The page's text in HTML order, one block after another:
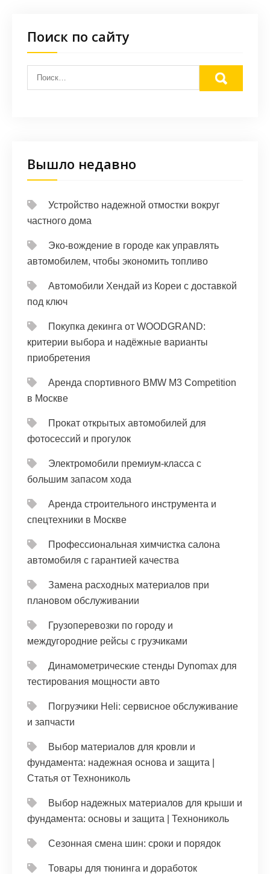
Поиск по сайту
Вышло недавно
Устройство надежной отмостки вокруг
частного дома
Эко-вождение в городе как управлять
автомобилем, чтобы экономить топливо
Автомобили Хендай из Кореи с доставкой
под ключ
Покупка декинга от WOODGRAND:
критерии выбора и надёжные варианты
приобретения
Аренда спортивного BMW M3 Competition
в Москве
Прокат открытых автомобилей для
фотосессий и прогулок
Электромобили премиум-класса с
большим запасом хода
Аренда строительного инструмента и
спецтехники в Москве
Профессиональная химчистка салона
автомобиля с гарантией качества
Замена расходных материалов при
плановом обслуживании
Грузоперевозки по городу и
междугородние рейсы с грузчиками
Динамометрические стенды Dynomax для
тестирования мощности авто
Погрузчики Heli: сервисное обслуживание
и запчасти
Выбор материалов для кровли и
фундамента: надежная основа и защита |
Статья от Технониколь
Выбор надежных материалов для крыши и
фундамента: основы и защита | Технониколь
Сезонная смена шин: сроки и порядок
Товары для тюнинга и доработок